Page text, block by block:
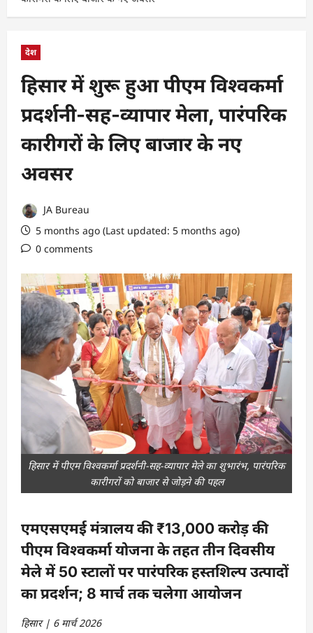
देश
हिसार में शुरू हुआ पीएम विश्वकर्मा
प्रदर्शनी-सह-व्यापार मेला, पारंपरिक
कारीगरों के लिए बाजार के नए
अवसर
JA Bureau
5 months ago (Last updated: 5 months ago)
0 comments
हिसार में पीएम विश्वकर्मा प्रदर्शनी-सह-व्यापार मेले का शुभारंभ, पारंपरिक
कारीगरों को बाजार से जोड़ने की पहल
एमएसएमई मंत्रालय की ₹13,000 करोड़ की
पीएम विश्वकर्मा योजना के तहत तीन दिवसीय
मेले में 50 स्टालों पर पारंपरिक हस्तशिल्प उत्पादों
का प्रदर्शन; 8 मार्च तक चलेगा आयोजन
हिसार | 6 मार्च 2026